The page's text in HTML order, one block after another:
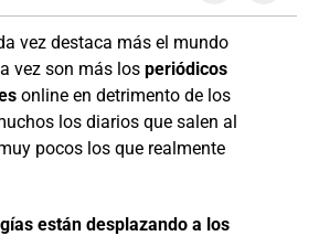
vez destaca más el mundo
vez son más los periódicos
online en detrimento de los
los diarios que salen al
pocos los que realmente
están desplazando a los